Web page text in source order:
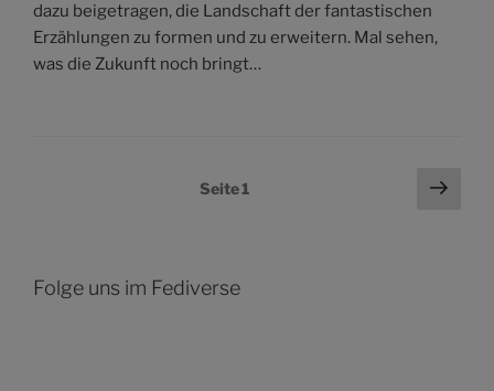
dazu beigetragen, die Landschaft der fantastischen
Erzählungen zu formen und zu erweitern. Mal sehen,
was die Zukunft noch bringt…
Seitennummerierung
Seite1
Folge uns im Fediverse